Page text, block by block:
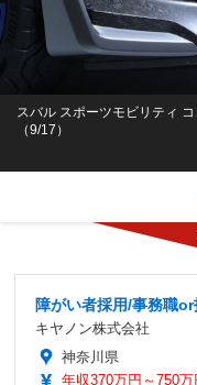
スバル スポーツモビリティ
（9/17）
障がい者採用/事務職
キヤノン株式会社
神奈川県
年収370万円～750万